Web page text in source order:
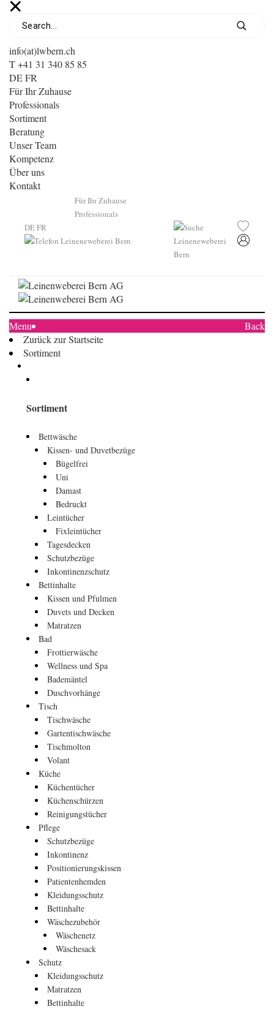
info(at)lwbern.ch
T +41 31 340 85 85
DEFR
Für Ihr Zuhause
Professionals
Sortiment
Beratung
Unser Team
Kompetenz
Über uns
Kontakt
Für Ihr Zuhause
Professionals
DEFR
Menu
Back
Zurück zur Startseite
Sortiment
Sortiment
Bettwäsche
Kissen- und Duvetbezüge
Bügelfrei
Uni
Damast
Bedruckt
Leintücher
Fixleintücher
Tagesdecken
Schutzbezüge
Inkontinenzschutz
Bettinhalte
Kissen und Pfulmen
Duvets und Decken
Matratzen
Bad
Frottierwäsche
Wellness und Spa
Bademäntel
Duschvorhänge
Tisch
Tischwäsche
Gartentischwäsche
Tischmolton
Volant
Küche
Küchentücher
Küchenschürzen
Reinigungstücher
Pflege
Schutzbezüge
Inkontinenz
Positionierungskissen
Patientenhemden
Kleidungsschutz
Bettinhalte
Wäschezubehör
Wäschenetz
Wäschesack
Schutz
Kleidungsschutz
Matratzen
Bettinhalte